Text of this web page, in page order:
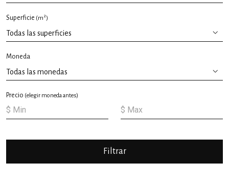
Superficie (m 2)
Moneda
Precio (elegir moneda antes)